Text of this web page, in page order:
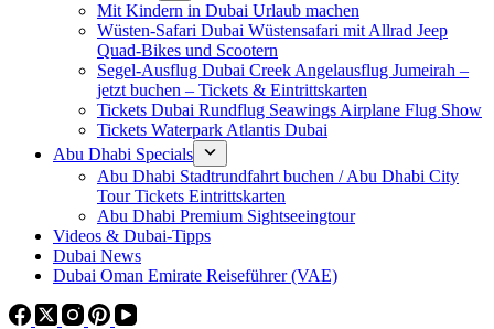
Mit Kindern in Dubai Urlaub machen
Wüsten-Safari Dubai Wüstensafari mit Allrad Jeep
Quad-Bikes und Scootern
Segel-Ausflug Dubai Creek Angelausflug Jumeirah –
jetzt buchen – Tickets & Eintrittskarten
Tickets Dubai Rundflug Seawings Airplane Flug Show
Tickets Waterpark Atlantis Dubai
Abu Dhabi Specials
Abu Dhabi Stadtrundfahrt buchen / Abu Dhabi City
Tour Tickets Eintrittskarten
Abu Dhabi Premium Sightseeingtour
Videos & Dubai-Tipps
Dubai News
Dubai Oman Emirate Reiseführer (VAE)